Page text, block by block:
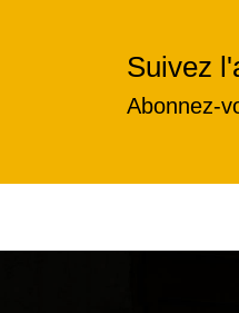
Suivez
Abonnez-